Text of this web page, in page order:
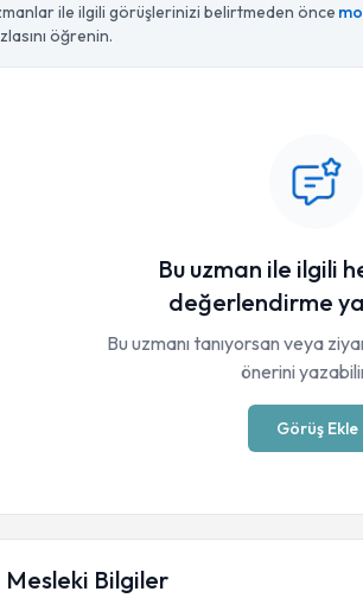
ile ilgili görüşlerinizi belirtmeden önce
öğrenin.
Bu uzman ile ilgili
değerlendirme
Bu uzmanı tanıyorsan veya
önerini
Görüş Ekle
Mesleki Bilgiler